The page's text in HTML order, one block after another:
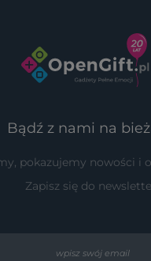
Bądź z nami na
pokazujemy nowości i
Zapisz się do